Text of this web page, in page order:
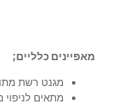
מאפיינים כלליים;
מגנט רשת
מתאים לניפוי